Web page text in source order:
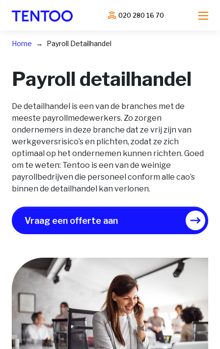
020 280 16 70
Home Payroll Detailhandel
Payroll detailhandel
De detailhandel is een van de branches met de
meeste payrollmedewerkers. Zo zorgen
ondernemers in deze branche dat ze vrij zijn van
werkgeversrisico’s en plichten, zodat ze zich
optimaal op het ondernemen kunnen richten. Goed
om te weten: Tentoo is een van de weinige
payrollbedrijven die personeel conform alle cao’s
binnen de detailhandel kan verlonen.
Vraag een offerte aan